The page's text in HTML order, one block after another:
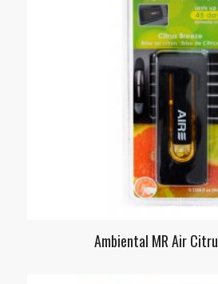
Ambiental MR Air